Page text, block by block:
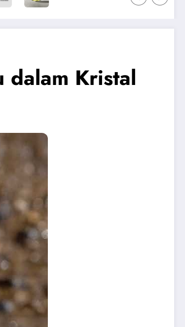
Kristal